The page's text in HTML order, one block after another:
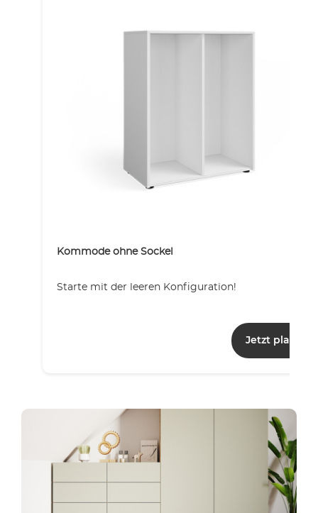
Kommode ohne Sockel
Starte mit der leeren Konfiguration!
Jetzt planen